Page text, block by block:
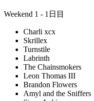
Weekend 1 - 1日目
Charli xcx
Skrillex
Turnstile
Labrinth
The Chainsmokers
Leon Thomas III
Brandon Flowers
Amyl and the Sniffers